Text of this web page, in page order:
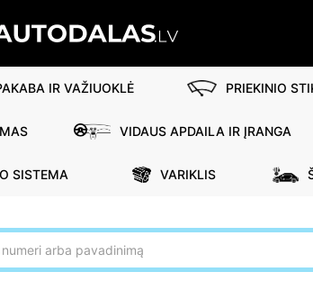
IR VAŽIUOKLĖ PRIEKINIO
VIDAUS APDAILA IR ĮRANGA
SISTEMA VARIKLIS